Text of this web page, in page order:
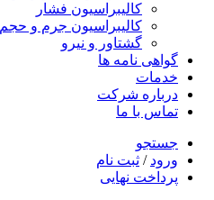
کالیبراسیون فشار
کالیبراسیون جرم و حجم
گشتاور و نیرو
گواهی نامه ها
خدمات
درباره شرکت
تماس با ما
جستجو
ورود / ثبت نام
پرداخت نهایی